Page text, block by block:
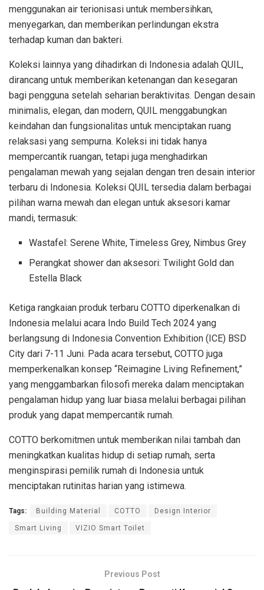
menggunakan air terionisasi untuk membersihkan,
menyegarkan, dan memberikan perlindungan ekstra
terhadap kuman dan bakteri.
Koleksi lainnya yang dihadirkan di Indonesia adalah QUIL,
dirancang untuk memberikan ketenangan dan kesegaran
bagi pengguna setelah seharian beraktivitas. Dengan desain
minimalis, elegan, dan modern, QUIL menggabungkan
keindahan dan fungsionalitas untuk menciptakan ruang
relaksasi yang sempurna. Koleksi ini tidak hanya
mempercantik ruangan, tetapi juga menghadirkan
pengalaman mewah yang sejalan dengan tren desain interior
terbaru di Indonesia. Koleksi QUIL tersedia dalam berbagai
pilihan warna mewah dan elegan untuk aksesori kamar
mandi, termasuk:
Wastafel: Serene White, Timeless Grey, Nimbus Grey
Perangkat shower dan aksesori: Twilight Gold dan
Estella Black
Ketiga rangkaian produk terbaru COTTO diperkenalkan di
Indonesia melalui acara Indo Build Tech 2024 yang
berlangsung di Indonesia Convention Exhibition (ICE) BSD
City dari 7-11 Juni. Pada acara tersebut, COTTO juga
memperkenalkan konsep “Reimagine Living Refinement,”
yang menggambarkan filosofi mereka dalam menciptakan
pengalaman hidup yang luar biasa melalui berbagai pilihan
produk yang dapat mempercantik rumah.
COTTO berkomitmen untuk memberikan nilai tambah dan
meningkatkan kualitas hidup di setiap rumah, serta
menginspirasi pemilik rumah di Indonesia untuk
menciptakan rutinitas harian yang istimewa.
Tags: Building Material COTTO Design Interior
Smart Living VIZIO Smart Toilet
Previous Post